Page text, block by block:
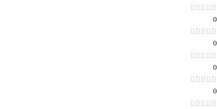
0
0
0
0